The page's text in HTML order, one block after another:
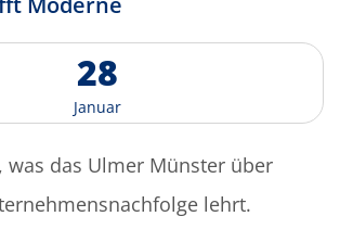
was das Ulmer Münster über
lehrt.
28
Januar